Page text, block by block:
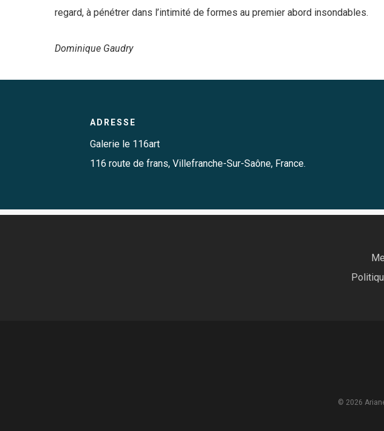
regard, à pénétrer dans l’intimité de formes au premier abord insondables.
Dominique Gaudry
ADRESSE
Galerie le 116art
116 route de frans, Villefranche-Sur-Saône, France.
© 2026